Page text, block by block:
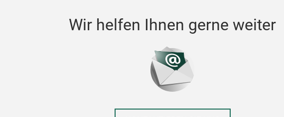
Wir helfen Ihnen gerne weiter